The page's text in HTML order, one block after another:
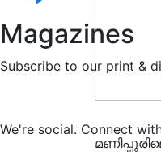
Magazines
Subscribe to our print &
We're social. Connect